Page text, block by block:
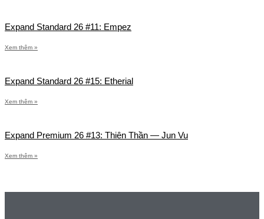
Expand Standard 26 #11: Empez
Xem thêm »
Expand Standard 26 #15: Etherial
Xem thêm »
Expand Premium 26 #13: Thiên Thần — Jun Vu
Xem thêm »